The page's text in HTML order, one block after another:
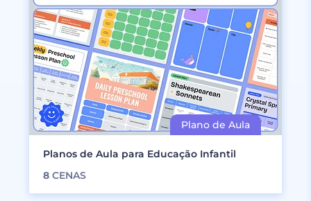
Planos de Aula para Educação Infantil
8 CENAS